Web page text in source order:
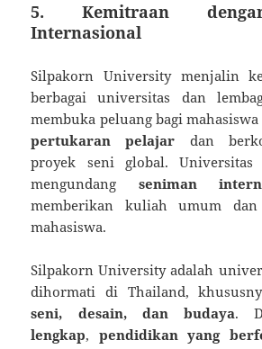
5. Kemitraan
Internasional
Silpakorn University menjalin
berbagai universitas dan
membuka peluang bagi
pertukaran pelajar dan
proyek seni global.
mengundang seniman
memberikan kuliah umum
mahasiswa.
Silpakorn University adalah
dihormati di Thailand,
seni, desain, dan budaya.
lengkap, pendidikan yang